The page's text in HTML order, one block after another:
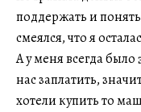
поддержать и
смеялся, что я
А у меня всегда было
нас заплатить,
хотели купить то